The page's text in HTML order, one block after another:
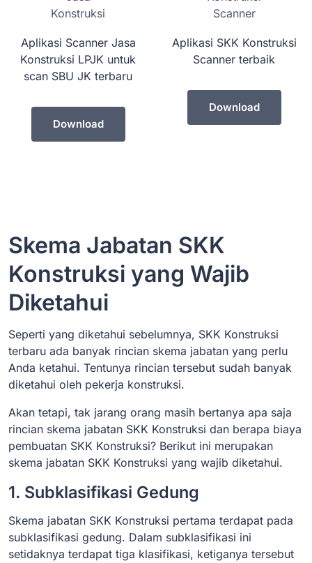
Aplikasi Scanner Jasa
Konstruksi LPJK untuk
scan SBU JK terbaru
Download
Aplikasi SKK Konstruksi
Scanner terbaik
Download
Skema Jabatan SKK
Konstruksi yang Wajib
Diketahui
Seperti yang diketahui sebelumnya, SKK Konstruksi
terbaru ada banyak rincian skema jabatan yang perlu
Anda ketahui. Tentunya rincian tersebut sudah banyak
diketahui oleh pekerja konstruksi.
Akan tetapi, tak jarang orang masih bertanya apa saja
rincian skema jabatan SKK Konstruksi dan berapa biaya
pembuatan SKK Konstruksi? Berikut ini merupakan
skema jabatan SKK Konstruksi yang wajib diketahui.
1. Subklasifikasi Gedung
Skema jabatan SKK Konstruksi pertama terdapat pada
subklasifikasi gedung. Dalam subklasifikasi ini
setidaknya terdapat tiga klasifikasi, ketiganya tersebut